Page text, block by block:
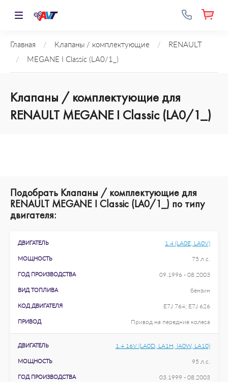
Главная / Клапаны / комплектующие /
RENAULT
/
MEGANE I Classic (LA0/1_)
Клапаны / комплектующие для
RENAULT MEGANE I Classic (LA0/1_)
Подобрать Клапаны / комплектующие для
RENAULT MEGANE I Classic (LA0/1_) по типу
двигателя:
ДВИГАТЕЛЬ 1.4 (LA0E, LA0V)
МОЩНОСТЬ 75 л.с.
ГОД ПРОИЗВОДСТВА 09.1996 - 08.2003
ВИД ТОПЛИВА бензин
КОД ДВИГАТЕЛЯ E7J 764; E7J 626
ПРИВОД Привод на передние колеса
ДВИГАТЕЛЬ 1.4 16V (LA0D, LA1H, lA0W, LA10)
МОЩНОСТЬ 95 л.с.
ГОД ПРОИЗВОДСТВА 03.1999 - 08.2003